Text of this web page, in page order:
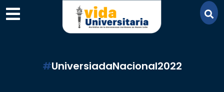
×
#UniversiadaNacional2022